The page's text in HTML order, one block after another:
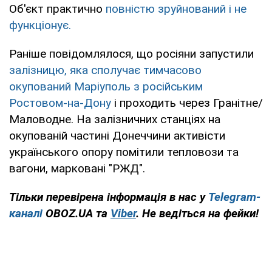
Об'єкт практично повністю зруйнований і не
функціонує.
Раніше повідомлялося, що росіяни запустили
залізницю, яка сполучає тимчасово
окупований Маріуполь з російським
Ростовом-на-Дону і проходить через Гранітне/
Маловодне. На залізничних станціях на
окупованій частині Донеччини активісти
українського опору помітили тепловози та
вагони, марковані "РЖД".
Тільки перевірена інформація в нас у Telegram-
каналі OBOZ.UA та Viber. Не ведіться на фейки!